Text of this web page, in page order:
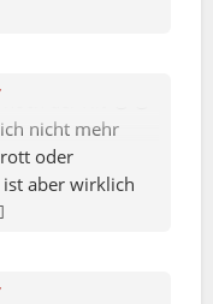
meine
der Hit 😂😎
nicht mehr
oder
aber wirklich
schlecht
meine